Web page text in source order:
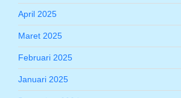
April 2025
Maret 2025
Februari 2025
Januari 2025